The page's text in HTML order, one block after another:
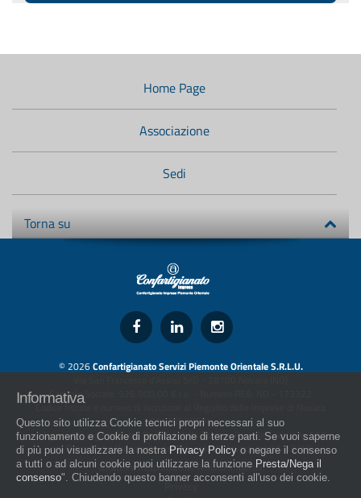
Home Page
Associazione
Sedi
Torna su
© 2026Confartigianato Servizi Piemonte Orientale S.R.L.U.
Capitale Sociale: 526.000,00 € i.v. - Numero REA: NO - 173322
Codice fiscale e numero di iscrizione al Registro delle Imprese di Novara
01436930034
artigiani.it è registrato nel Registro della Stampa Periodica con il nr. 562
con Decreto del Presidente del Tribunale di Novara del 07/03/13
Direttore Responsabile: Amleto Impaloni
Privacy
Informativa
Questo sito utilizza Cookie tecnici propri necessari al suo
funzionamento e Cookie di profilazione di terze parti. Se vuoi saperne
di più puoi visualizzare la nostra Privacy Policy o negare il consenso
a tutti o ad alcuni cookie puoi utilizzare la funzione Presta/Nega il
consenso". Chiudendo questo banner acconsenti all'uso dei cookie.